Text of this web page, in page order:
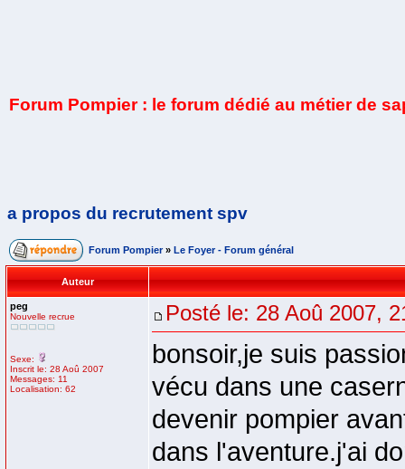
Forum Pompier : le forum dédié au métier de
a propos du recrutement spv
Forum Pompier » Le Foyer - Forum général
Auteur
peg
Nouvelle recrue
Sexe:
Inscrit le: 28 Aoû 2007
Messages: 11
Localisation: 62
Posté le: 28 Aoû 2007,
bonsoir,je suis
vécu dans une
devenir pompier
dans l'aventure.j'ai